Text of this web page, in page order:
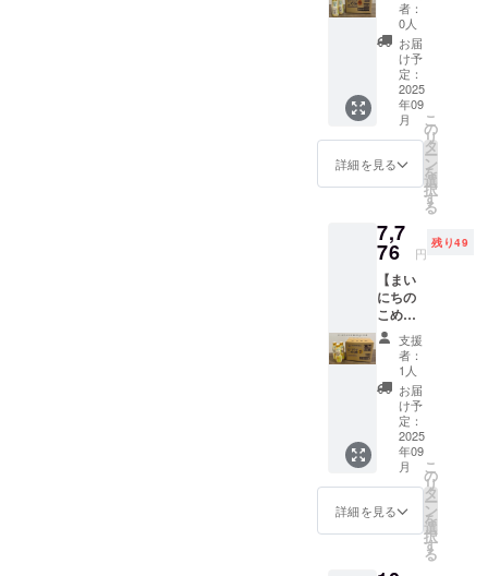
らかじ
めご了
承いた
だき、
必ず備
考欄に
「同
意」と
くださ
い。
ターン
に貼付
された
ラベル
や注意
書きを
ご確認
くださ
＜アレ
ルゲン
関する
「同
意」の
お願い
＞ 本製
品は原
材料に
アレル
ゲン28
品目を
使用し
ており
ません
が、ア
レルゲ
目を使
用した
と同じ
料及び
添加物
等の食
品表示
はお届
け商品
のラベ
ルに表
ます。
商品開
お届け
のリ
ターン
に貼付
された
ラベル
や注意
書きを
ご確認
くださ
い。」
＜アレ
ルゲン
含有リ
スクに
「同
意」の
小麦・
そば・
卵・
乳・
アーモ
ンド・
オレン
ジ・キ
ウイフ
ルー
ナナ・
もも・
りん
ご・ゼ
ラチン
を含む
製品と
共通の
設備で
製造し
ていま
す。
「原材
料及び
添加物
品表示
はお届
んご・
ゼラチ
ンを含
む製品
と共通
の設備
で製造
してい
ま
す。
等の食
品表示
はお届
け商品
のラベ
ルに表
記され
ます。
商品開
封前に
は必ず
お届け
のリ
ターン
に貼付
された
ラベル
稿もい
たしま
す。ご
支援く
ださっ
た団体
様のタ
グ付け
ムペー
ジのリ
あれば
可能で
す。
稿いた
しま
す。 絵
を描く
際の
テーマ
は、
「大自
み」、
「太陽
「美し
い水田
の風
景」、
「多様
性と共
存」の
いずれ
かとさ
せてい
ただき
ます。
広告や
特定の
社名・
名・商
品名な
記しな
シール
10枚
（直径
2.1cm)
が付き
ます。
・サイ
ズ：約
3cm×2
2cm ・
・保存
方法：
高温・
直射日
光を避
け、冷
暗所で
保存し
てくだ
さい。
・消費
期限も
しくは
賞味期
限：製
ら約1年
間 「原
ズ：約
19cm×
31cm×
9cm ・
重量：
3200g
・保存
方法：
高温・
暗所で
保存し
てくだ
さい。
・消費
期限も
しくは
賞味期
限：製
造日か
ら約2年
間 ・原
材料、
主原料
の原産
用こめ
油（国
し出し
プラボ
トル
410g3
本の詰
合せギ
フトで
す。
900ｇ
パック
め物調
理や卓
上油に
は410ｇ
のボト
ルがお
すすめ
です。
おまけ
とし
て、ま
いにち
のこめ
油の紙
パック
を図案
化した
いこめ
豆シー
ル付
き】 三
和油脂
株式会
社の人
気商
品、油
が空気
に触れ
し出し
プラボ
トル
180g12
本入り
ケース
です。
炒め物
調理や
卓上油
に180ｇ
の少量
サイズ
のボト
ルは便
利で
す。 お
者：
0人
お届
け予
定：
2025
年09
月
詳細を見る
こ
の
リ
タ
ー
ン
を
選
択
す
る
7,7
76 円
残り49
【まい
にちの
こめ油
410g×1
2本☆ま
いこめ
豆シー
ル付】
三和油
脂株式
会社の
人気商
品、油
が空気
に触れ
ない押
支援
者：
1人
お届
け予
定：
2025
年09
月
詳細を見る
こ
の
リ
タ
ー
ン
を
選
択
す
る